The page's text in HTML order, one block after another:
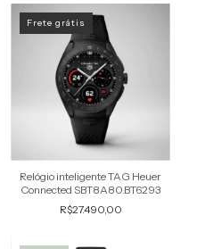
Frete grátis
Relógio inteligente TAG Heuer
Connected SBT8A80.BT6293
R$27.490,00